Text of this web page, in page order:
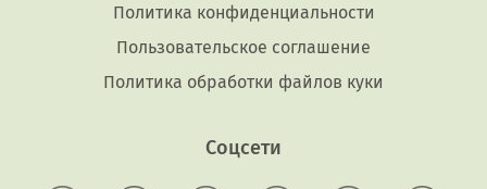
Политика конфиденциальности
Пользовательское соглашение
Политика обработки файлов куки
Соцсети